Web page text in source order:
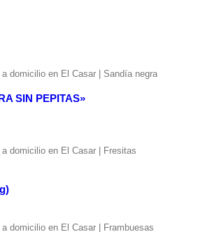
SIN PEPITAS»